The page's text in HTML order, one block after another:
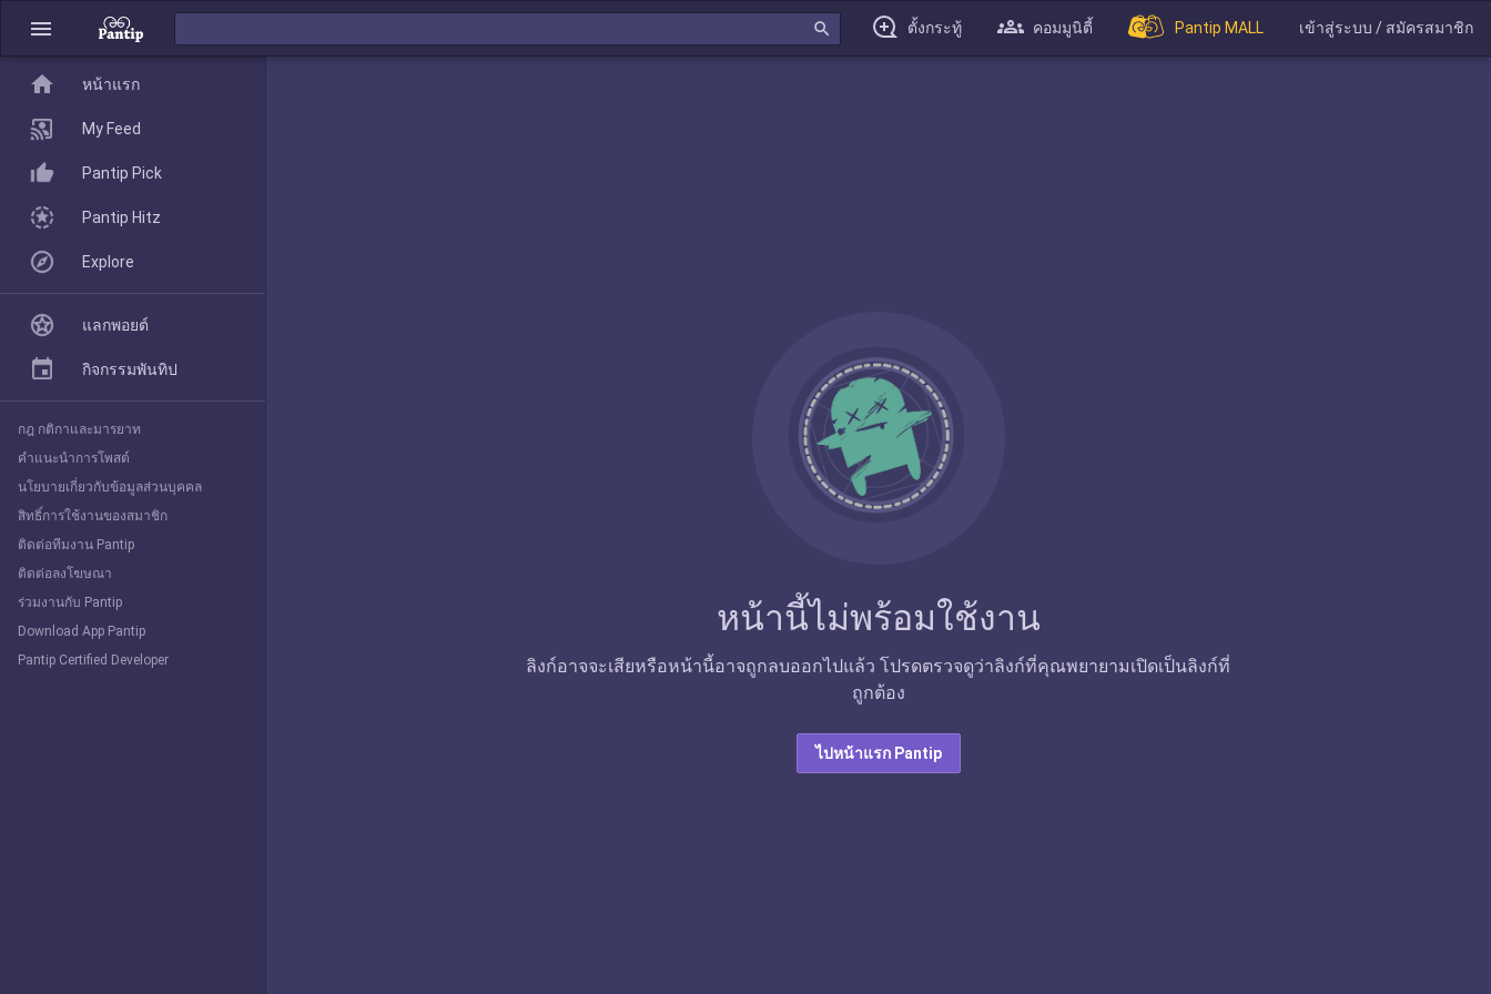
menu search ตั้งกระทู้ คอมมูนิตี้ Pantip MALL เข้าสู่ระบบ / สมัครสมาชิก
หน้านี้ไม่พร้อมใช้งาน
ลิงก์อาจจะเสียหรือหน้านี้อาจถูกลบออกไปแล้ว โปรดตรวจดูว่าลิงก์ที่คุณพยายามเปิดเป็นลิงก์ที่
ถูกต้อง
ไปหน้าแรก Pantip
home
Pantip Pick
Explore
home หน้าแรก
My Feed
Pantip Pick
Pantip Hitz
Explore
แลกพอยต์
กิจกรรมพันทิป
กฎ กติกาและมารยาท
คำแนะนำการโพสต์
นโยบายเกี่ยวกับข้อมูลส่วนบุคคล
สิทธิ์การใช้งานของสมาชิก
ติดต่อทีมงาน Pantip
ติดต่อลงโฆษณา
ร่วมงานกับ Pantip
Download App Pantip
Pantip Certified Developer